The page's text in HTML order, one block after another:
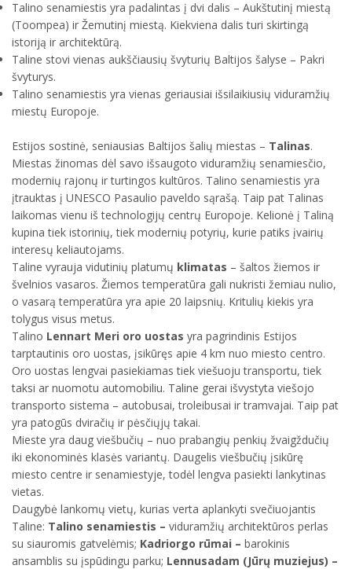
Talino senamiestis yra padalintas į dvi dalis – Aukštutinį miestą
(Toompea) ir Žemutinį miestą. Kiekviena dalis turi skirtingą
istoriją ir architektūrą.
Taline stovi vienas aukščiausių švyturių Baltijos šalyse – Pakri
švyturys.
Talino senamiestis yra vienas geriausiai išsilaikiusių viduramžių
miestų Europoje.
Estijos sostinė, seniausias Baltijos šalių miestas – Talinas.
Miestas žinomas dėl savo išsaugoto viduramžių senamiesčio,
modernių rajonų ir turtingos kultūros. Talino senamiestis yra
įtrauktas į UNESCO Pasaulio paveldo sąrašą. Taip pat Talinas
laikomas vienu iš technologijų centrų Europoje. Kelionė į Taliną
kupina tiek istorinių, tiek modernių potyrių, kurie patiks įvairių
interesų keliautojams.
Taline vyrauja vidutinių platumų klimatas – šaltos žiemos ir
švelnios vasaros. Žiemos temperatūra gali nukristi žemiau nulio,
o vasarą temperatūra yra apie 20 laipsnių. Kritulių kiekis yra
tolygus visus metus.
Talino Lennart Meri oro uostas yra pagrindinis Estijos
tarptautinis oro uostas, įsikūręs apie 4 km nuo miesto centro.
Oro uostas lengvai pasiekiamas tiek viešuoju transportu, tiek
taksi ar nuomotu automobiliu. Taline gerai išvystyta viešojo
transporto sistema – autobusai, troleibusai ir tramvajai. Taip pat
yra patogūs dviračių ir pėsčiųjų takai.
Mieste yra daug viešbučių – nuo prabangių penkių žvaigždučių
iki ekonominės klasės variantų. Daugelis viešbučių įsikūrę
miesto centre ir senamiestyje, todėl lengva pasiekti lankytinas
vietas.
Daugybė lankomų vietų, kurias verta aplankyti svečiuojantis
Taline: Talino senamiestis – viduramžių architektūros perlas
su siauromis gatvelėmis; Kadriorgo rūmai – barokinis
ansamblis su įspūdingu parku; Lennusadam (Jūrų muziejus) –